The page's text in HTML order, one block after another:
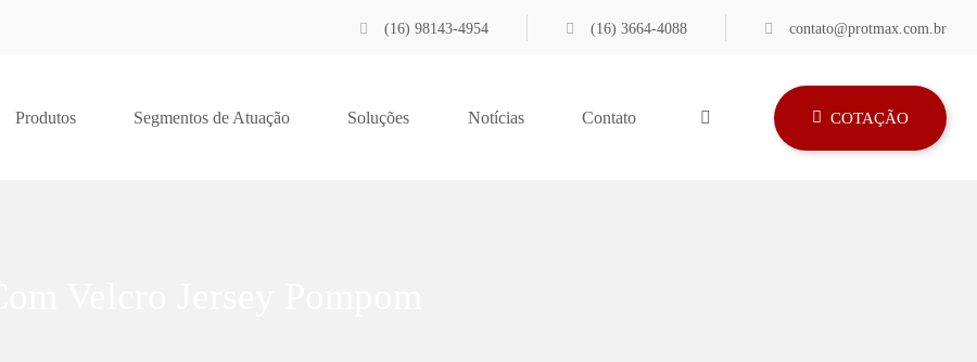
(16) 98143-4954 (16) 3664-4088 contato@protmax.com.br
Produtos Segmentos de Atuação Soluções Notícias Contato COTAÇÃO